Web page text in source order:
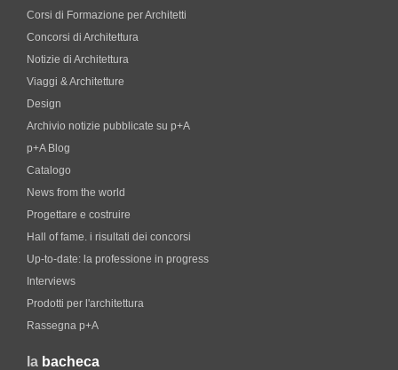
Corsi di Formazione per Architetti
Concorsi di Architettura
Notizie di Architettura
Viaggi & Architetture
Design
Archivio notizie pubblicate su p+A
p+A Blog
Catalogo
News from the world
Progettare e costruire
Hall of fame. i risultati dei concorsi
Up-to-date: la professione in progress
Interviews
Prodotti per l'architettura
Rassegna p+A
la bacheca